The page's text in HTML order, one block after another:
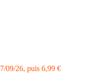
09/26, puis 6,99 €